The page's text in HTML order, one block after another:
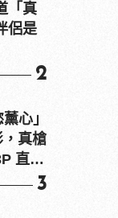
「真
侶是
2
心」
真槍
直接
3